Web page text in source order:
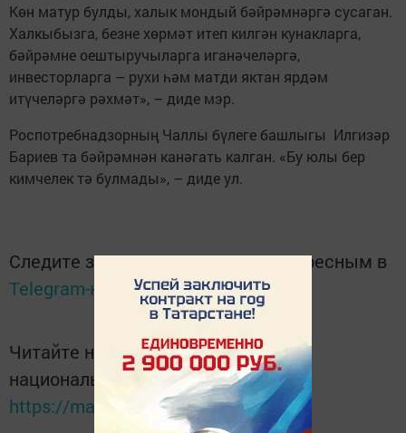
Көн матур булды, халык мондый бәйрәмнәргә сусаган.
Халкыбызга, безне хөрмәт итеп килгән кунакларга,
бәйрәмне оештыручыларга иганәчеләргә,
инвесторларга – рухи һәм матди яктан ярдәм
итүчеләргә рәхмәт», – диде мэр.
Роспотребнадзорның Чаллы бүлеге башлыгы Илгизәр
Бариев та бәйрәмнән канәгать калган. «Бу юлы бер
кимчелек тә булмады», – диде ул.
Следите за самым важным и интересным в
Telegram-каналеТатмедиа
Читайте новости Татарстана в
национальном мессенджере MАХ:
https://max.ru/tatmedia